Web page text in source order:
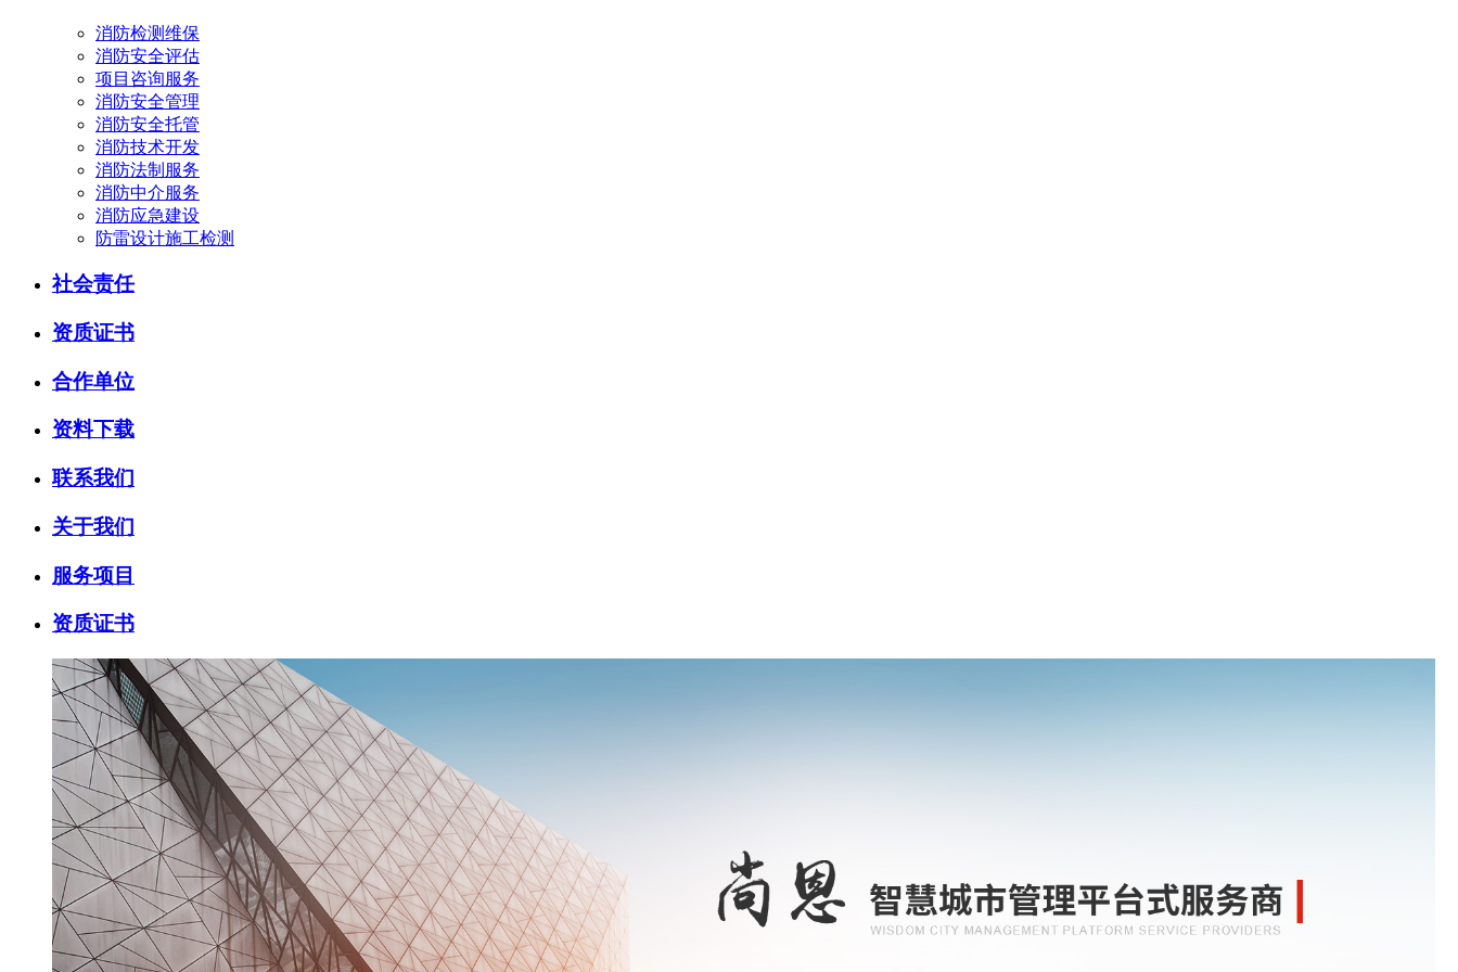
消防检测维保
消防安全评估
项目咨询服务
消防安全管理
消防安全托管
消防技术开发
消防法制服务
消防中介服务
消防应急建设
防雷设计施工检测
社会责任
资质证书
合作单位
资料下载
联系我们
关于我们
服务项目
资质证书